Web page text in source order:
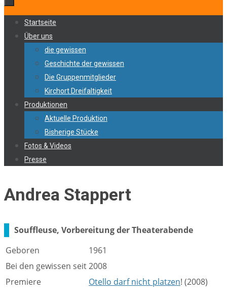
Zum
Inhalt
springen
Startseite
Über uns
die gewissen
Geschichte der gewissen
Die Gruppenmitglieder
Kirchort Dreifaltigkeit
Produktionen
Aktuelle Produktion
Bisherige Stücke
Fotos & Videos
Presse
Andrea Stappert
Souffleuse, Vorbereitung der Theaterabende
Geboren
1961
Bei den gewissen seit2008
Premiere
Otello darf nicht platzen! (2008)